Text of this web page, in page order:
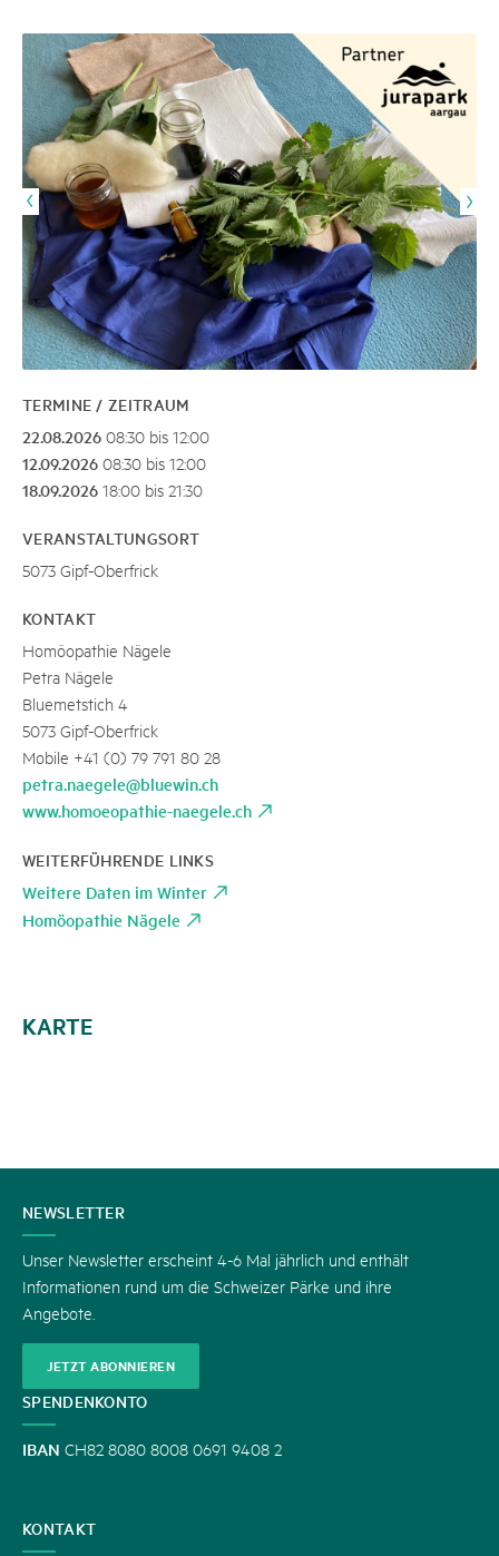
TERMINE / ZEITRAUM
22.08.2026 08:30 bis 12:00
12.09.2026 08:30 bis 12:00
18.09.2026 18:00 bis 21:30
VERANSTALTUNGSORT
5073 Gipf-Oberfrick
KONTAKT
Homöopathie Nägele
Petra Nägele
Bluemetstich 4
5073 Gipf-Oberfrick
Mobile +41 (0) 79 791 80 28
petra.naegele@bluewin.ch
www.homoeopathie-naegele.ch
WEITERFÜHRENDE LINKS
Weitere Daten im Winter
Homöopathie Nägele
KARTE
KONTAKT
NEWSLETTER
Unser Newsletter erscheint 4-6 Mal jährlich und enthält
Informationen rund um die Schweizer Pärke und ihre
Angebote.
JETZT ABONNIEREN
SPENDENKONTO
IBAN CH82 8080 8008 0691 9408 2
KONTAKT